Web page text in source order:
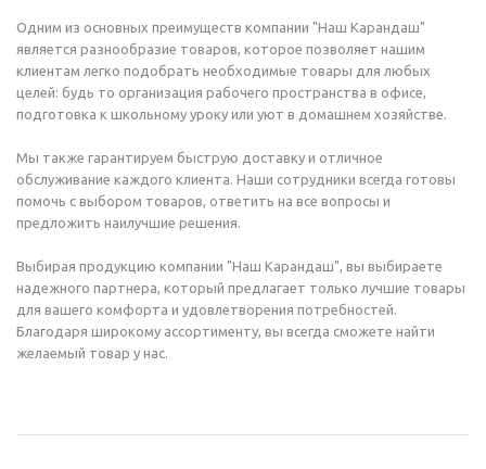
Одним из основных преимуществ компании "Наш Карандаш"
является разнообразие товаров, которое позволяет нашим
клиентам легко подобрать необходимые товары для любых
целей: будь то организация рабочего пространства в офисе,
подготовка к школьному уроку или уют в домашнем хозяйстве.
Мы также гарантируем быструю доставку и отличное
обслуживание каждого клиента. Наши сотрудники всегда готовы
помочь с выбором товаров, ответить на все вопросы и
предложить наилучшие решения.
Выбирая продукцию компании "Наш Карандаш", вы выбираете
надежного партнера, который предлагает только лучшие товары
для вашего комфорта и удовлетворения потребностей.
Благодаря широкому ассортименту, вы всегда сможете найти
желаемый товар у нас.